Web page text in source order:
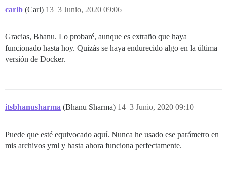
carlb (Carl) 3 Junio, 2020 09:06
13
Gracias, Bhanu. Lo probaré, aunque es extraño que haya
funcionado hasta hoy. Quizás se haya endurecido algo en la última
versión de Docker.
itsbhanusharma (Bhanu Sharma) 3 Junio, 2020 09:10
14
Puede que esté equivocado aquí. Nunca he usado ese parámetro en
mis archivos yml y hasta ahora funciona perfectamente.